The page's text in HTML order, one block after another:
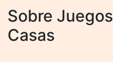
Sobre
Casas